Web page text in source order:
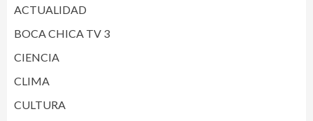
ACTUALIDAD
BOCA CHICA TV 3
CIENCIA
CLIMA
CULTURA